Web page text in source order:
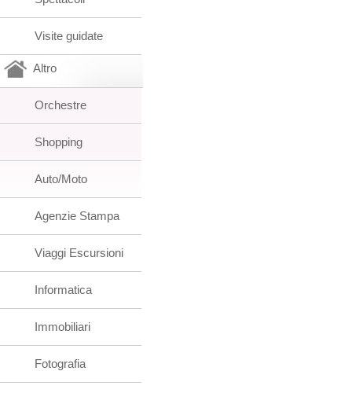
Visite guidate
Altro
Orchestre
Shopping
Auto/Moto
Agenzie Stampa
Viaggi Escursioni
Informatica
Immobiliari
Fotografia